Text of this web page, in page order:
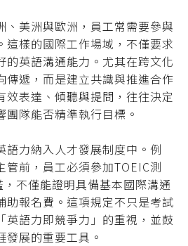
、美洲與歐洲，員工常需要參與
這樣的國際工作場域，不僅要求
的英語溝通能力。尤其在跨文化
傳遞，而是建立共識與推進合作
效表達、傾聽與提問，往往決定
隊能否精準執行目標。
語力納入人才發展制度中。例
管前，員工必須參加TOEIC測
不僅能證明具備基本國際溝通
助報名費。這項規定不只是考試
英語力即競爭力」的重視，並鼓
展的重要工具。